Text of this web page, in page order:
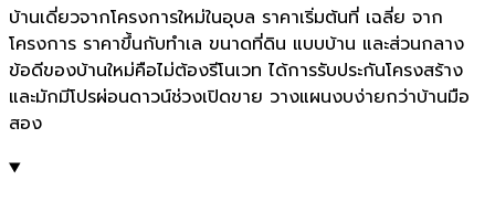
บ้านเดี่ยวจากโครงการใหม่ในอุบล ราคาเริ่มต้นที่ เฉลี่ย จาก
โครงการ ราคาขึ้นกับทำเล ขนาดที่ดิน แบบบ้าน และส่วนกลาง
ข้อดีของบ้านใหม่คือไม่ต้องรีโนเวท ได้การรับประกันโครงสร้าง
และมักมีโปรผ่อนดาวน์ช่วงเปิดขาย วางแผนงบง่ายกว่าบ้านมือ
สอง